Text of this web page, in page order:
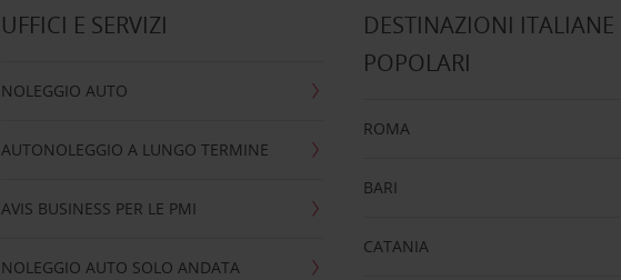
UFFICI E SERVIZI
NOLEGGIO AUTO
AUTONOLEGGIO A LUNGO TERMINE
AVIS BUSINESS PER LE PMI
NOLEGGIO AUTO SOLO ANDATA
DESTINAZIONI ITALIANE
POPOLARI
ROMA
BARI
CATANIA